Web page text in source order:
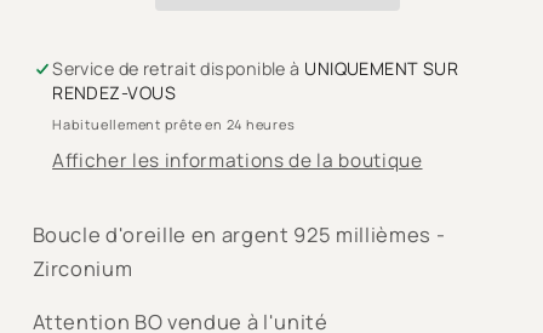
Service de retrait disponible à UNIQUEMENT SUR
RENDEZ-VOUS
Habituellement prête en 24 heures
Afficher les informations de la boutique
Boucle d'oreille en argent 925 millièmes -
Zirconium
Attention BO vendue à l'unité